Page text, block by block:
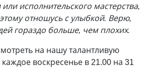
исполнительского мастерства,
отношусь с улыбкой. Верю,
гораздо больше, чем плохих.
на нашу талантливую
воскресенье в 21.00 на 31